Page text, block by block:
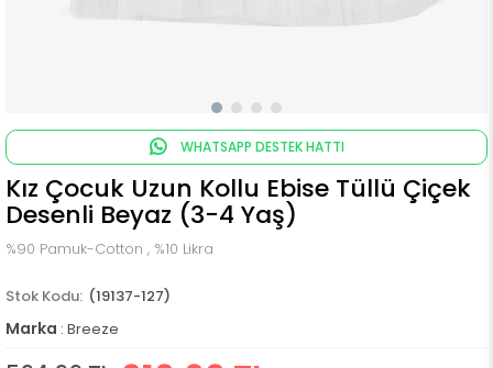
WHATSAPP DESTEK HATTI
Kız Çocuk Uzun Kollu Ebise Tüllü Çiçek
Desenli Beyaz (3-4 Yaş)
%90 Pamuk-Cotton , %10 Likra
(19137-127)
Marka : Breeze